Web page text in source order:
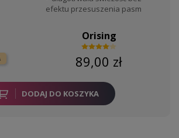
efektu przesuszenia pasm
Orising
89,00 zł
DODAJ DO KOSZYKA